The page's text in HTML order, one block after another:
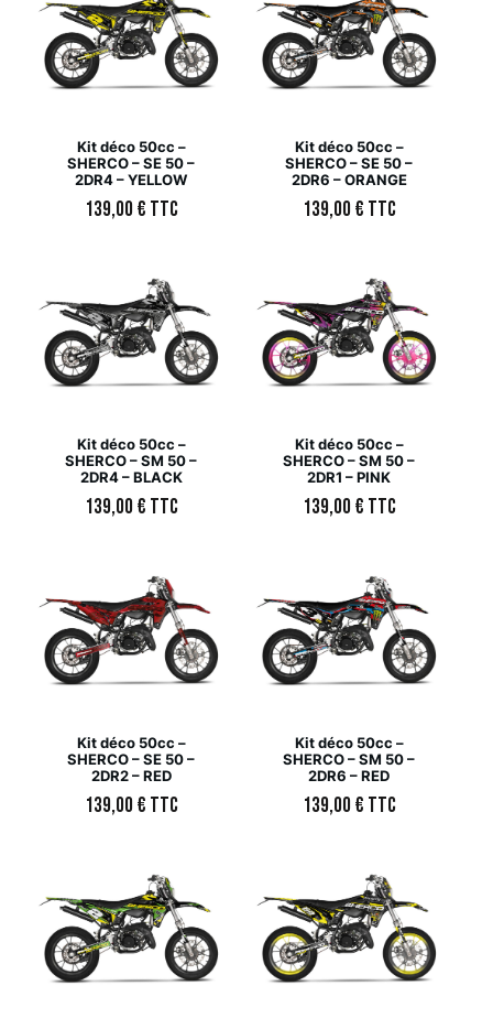
Kit déco 50cc –
SHERCO – SE 50 –
2DR4 – YELLOW
139,00€ TTC
Kit déco 50cc –
SHERCO – SE 50 –
2DR6 – ORANGE
139,00€ TTC
Kit déco 50cc –
SHERCO – SM 50 –
2DR4 – BLACK
139,00€ TTC
Kit déco 50cc –
SHERCO – SM 50 –
2DR1 – PINK
139,00€ TTC
Kit déco 50cc –
SHERCO – SE 50 –
2DR2 – RED
139,00€ TTC
Kit déco 50cc –
SHERCO – SM 50 –
2DR6 – RED
139,00€ TTC